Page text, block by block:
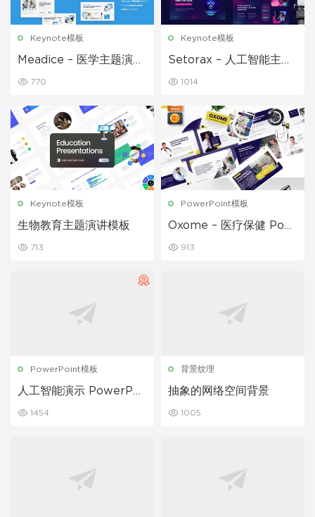
Keynote模板
Meadice – 医学主题演讲
770
Keynote模板
Setorax – 人工智能主题
1014
Keynote模板
生物教育主题演讲模板
713
PowerPoint模板
Oxome – 医疗保健 Pow
913
PowerPoint模板
人工智能演示 PowerPoi
1454
背景纹理
抽象的网络空间背景
1005